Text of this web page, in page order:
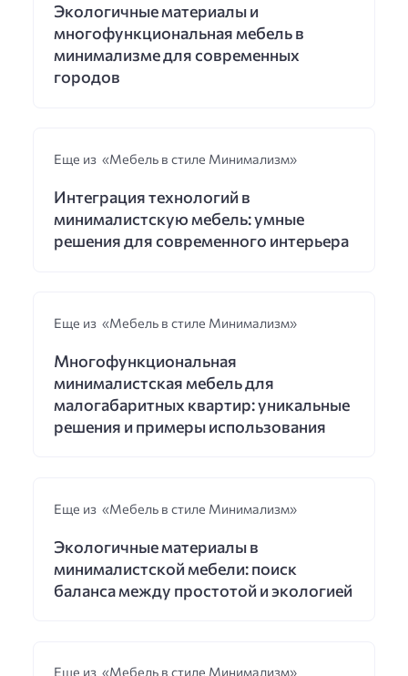
Экологичные материалы и
многофункциональная мебель в
минимализме для современных
городов
Еще из «Мебель в стиле Минимализм»
Интеграция технологий в
минималистскую мебель: умные
решения для современного интерьера
Еще из «Мебель в стиле Минимализм»
Многофункциональная
минималистская мебель для
малогабаритных квартир: уникальные
решения и примеры использования
Еще из «Мебель в стиле Минимализм»
Экологичные материалы в
минималистской мебели: поиск
баланса между простотой и экологией
Еще из «Мебель в стиле Минимализм»